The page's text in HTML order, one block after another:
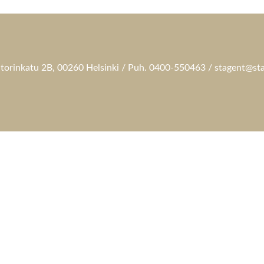
2B, 00260 Helsinki / Puh. 0400-550463 /